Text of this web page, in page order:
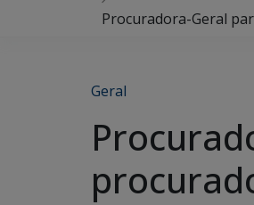
Procuradora-Geral
Geral